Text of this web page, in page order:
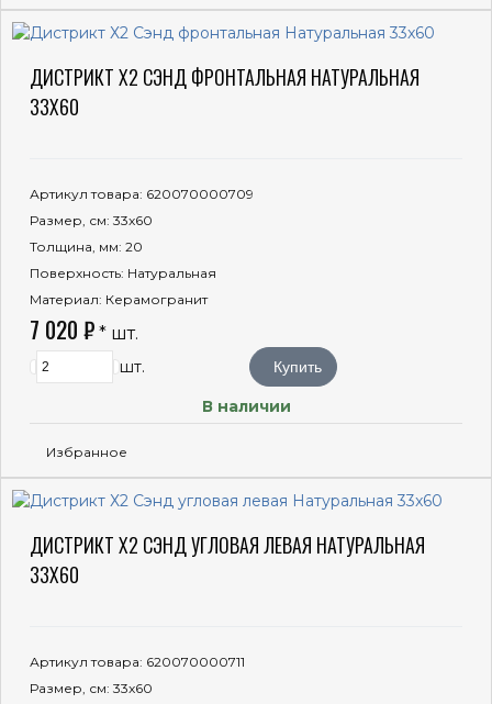
ДИСТРИКТ Х2 СЭНД ФРОНТАЛЬНАЯ НАТУРАЛЬНАЯ
33X60
Артикул товара: 620070000709
Размер, см: 33x60
Толщина, мм: 20
Поверхность: Натуральная
Материал: Керамогранит
7 020 ₽ * шт.
шт. Купить
В наличии
Избранное
ДИСТРИКТ Х2 СЭНД УГЛОВАЯ ЛЕВАЯ НАТУРАЛЬНАЯ
33X60
Артикул товара: 620070000711
Размер, см: 33x60